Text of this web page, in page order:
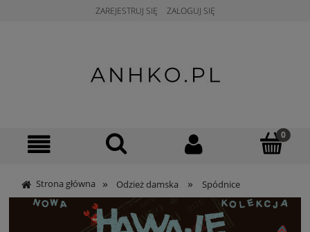
ZAREJESTRUJ SIĘ ZALOGUJ SIĘ
Strona główna » Odzież damska » Spódnice